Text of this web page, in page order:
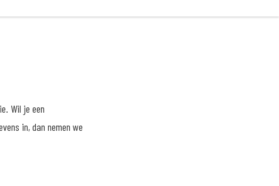
Wil je een
in, dan nemen we